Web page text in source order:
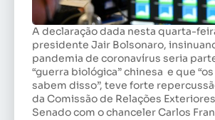
A declaração dada nesta quarta-
presidente Jair Bolsonaro,
pandemia de coronavírus seria
“guerra biológica” chinesa e que
sabem disso”, teve forte
da Comissão de Relações
Senado com o chanceler Carlos